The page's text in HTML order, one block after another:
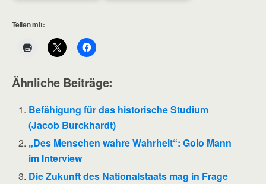
Teilen mit:
Ähnliche Beiträge:
Befähigung für das historische Studium
(Jacob Burckhardt)
„Des Menschen wahre Wahrheit“: Golo Mann
im Interview
Die Zukunft des Nationalstaats mag in Frage